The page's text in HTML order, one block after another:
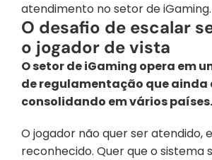
atendimento no setor de iGaming.
O desafio de escalar
o jogador de vista
O setor de iGaming opera em
de regulamentação que ainda
consolidando em vários países.
O jogador não quer ser atendido,
reconhecido. Quer que o sistema